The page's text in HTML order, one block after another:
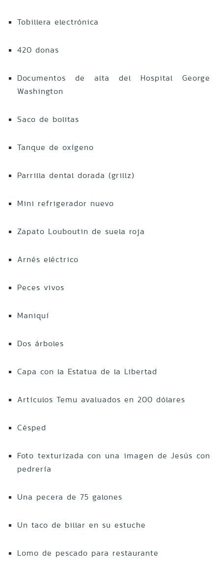
Tobillera electrónica
420 donas
Documentos de alta del Hospital George
Washington
Saco de bolitas
Tanque de oxígeno
Parrilla dental dorada (grillz)
Mini refrigerador nuevo
Zapato Louboutin de suela roja
Arnés eléctrico
Peces vivos
Maniquí
Dos árboles
Capa con la Estatua de la Libertad
Artículos Temu avaluados en 200 dólares
Césped
Foto texturizada con una imagen de Jesús con
pedrería
Una pecera de 75 galones
Un taco de billar en su estuche
Lomo de pescado para restaurante